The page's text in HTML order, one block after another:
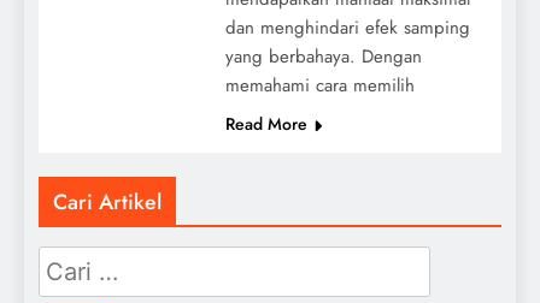
dan menghindari efek samping
yang berbahaya. Dengan
memahami cara memilih
Read More
Cari Artikel
Cari
untuk: